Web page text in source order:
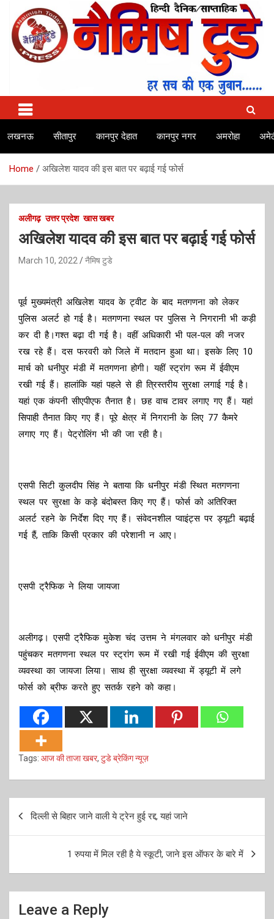
content
Naimish Today
No.1 news channel of India
लखनऊ सीतापुर कानपुर देहात कानपुर नगर अमरोहा
Home अखिलेश यादव की इस बात पर बढ़ाई गई फोर्स
अलीगढ़ उत्तर प्रदेश खास खबर
अखिलेश यादव की इस बात पर बढ़ाई गई फोर्स
March 10, 2022 नैमिष टुडे
पूर्व मुख्यमंत्री अखिलेश यादव के ट्वीट के बाद मतगणना को लेकर
पुलिस अलर्ट हो गई है। मतगणना स्थल पर पुलिस ने निगरानी भी कड़ी
कर दी है।गश्त बढ़ा दी गई है। वहीं अधिकारी भी पल-पल की नजर
रख रहे हैं। दस फरवरी को जिले में मतदान हुआ था। इसके लिए 10
मार्च को धनीपुर मंडी में मतगणना होगी। यहीं स्ट्रांग रूम में ईवीएम
रखी गई हैं। हालांकि यहां पहले से ही त्रिस्तरीय सुरक्षा लगाई गई है।
यहां एक कंपनी सीएपीएफ तैनात है। छह वाच टावर लगाए गए हैं। यहां
सिपाही तैनात किए गए हैं। पूरे क्षेत्र में निगरानी के लिए 77 कैमरे
लगाए गए हैं। पेट्रोलिंग भी की जा रही है।
एसपी सिटी कुलदीप सिंह ने बताया कि धनीपुर मंडी स्थित मतगणना
स्थल पर सुरक्षा के कड़े बंदोबस्त किए गए हैं। फोर्स को अतिरिक्त
अलर्ट रहने के निर्देश दिए गए हैं। संवेदनशील प्वाइंट्स पर ड्यूटी बढ़ाई
गई हैं, ताकि किसी प्रकार की परेशानी न आए।
एसपी ट्रैफिक ने लिया जायजा
अलीगढ़। एसपी ट्रैफिक मुकेश चंद उत्तम ने मंगलवार को धनीपुर मंडी
पहुंचकर मतगणना स्थल पर स्ट्रांग रूम में रखी गई ईवीएम की सुरक्षा
व्यवस्था का जायजा लिया। साथ ही सुरक्षा व्यवस्था में ड्यूटी में लगे
फोर्स को ब्रीफ करते हुए सतर्क रहने को कहा।
Tags: आज की ताजा खबर, टुडे ब्रेकिंग न्यूज़
Post
दिल्ली से बिहार जाने वाली ये ट्रेन हुई रद्द, यहां जाने
1 रुपया में मिल रही है ये स्कूटी, जाने इस ऑफर के बारे में
Leave a Reply